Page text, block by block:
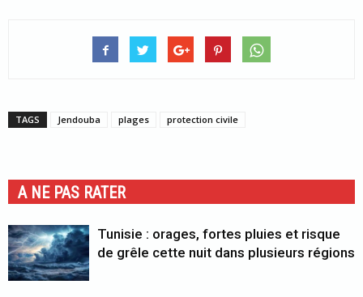
TAGS Jendouba plages protection civile
A NE PAS RATER
Tunisie : orages, fortes pluies et risque
de grêle cette nuit dans plusieurs régions